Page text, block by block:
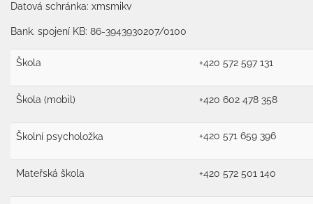
Datová schránka: xmsmikv
Bank. spojení KB: 86-3943930207/0100
Škola +420 572 597 131
Škola (mobil) +420 602 478 358
Školní psycholožka +420 571 659 396
Mateřská škola +420 572 501 140